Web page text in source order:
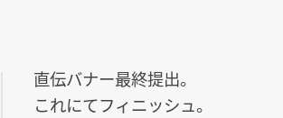
直伝バナー最終提出。
これにてフィニッシュ。